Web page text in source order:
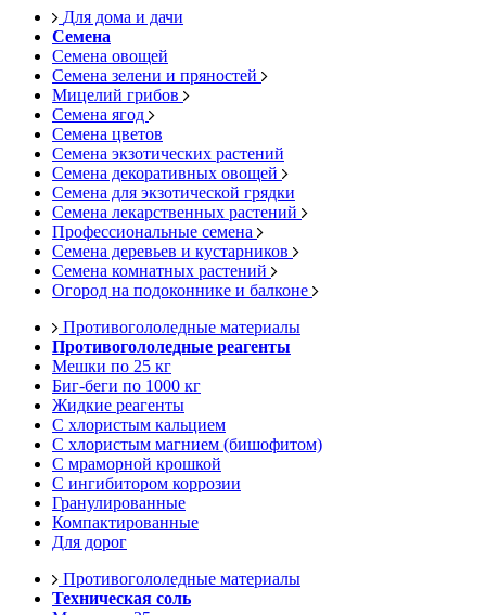
Для дома и дачи
Семена
Семена овощей
Семена зелени и пряностей
Мицелий грибов
Семена ягод
Семена цветов
Семена экзотических растений
Семена декоративных овощей
Семена для экзотической грядки
Семена лекарственных растений
Профессиональные семена
Семена деревьев и кустарников
Семена комнатных растений
Огород на подоконнике и балконе
Противогололедные материалы
Противогололедные реагенты
Мешки по 25 кг
Биг-беги по 1000 кг
Жидкие реагенты
С хлористым кальцием
С хлористым магнием (бишофитом)
С мраморной крошкой
С ингибитором коррозии
Гранулированные
Компактированные
Для дорог
Противогололедные материалы
Техническая соль